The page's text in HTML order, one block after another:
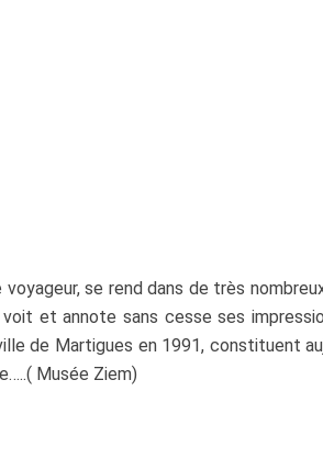
voyageur, se rend dans de très
et annote sans cesse ses
de Martigues en 1991, constituent
Musée Ziem)